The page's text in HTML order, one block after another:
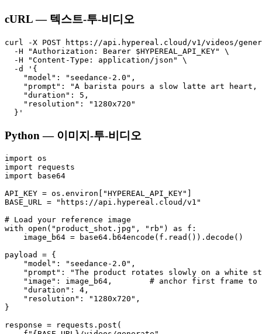
cURL — 텍스트-투-비디오
curl -X POST https://api.hypereal.cloud/v1/videos/
  -H "Authorization: Bearer $HYPEREAL_API_KEY" \
  -H "Content-Type: application/json" \
  -d '{
    "model": "seedance-2.0",
"prompt": "A barista pours a slow latte art
    "duration": 5,
    "resolution": "1280x720"
Python — 이미지-투-비디오
import os
import requests
import base64
API_KEY = os.environ["HYPEREAL_API_KEY"]
BASE_URL = "https://api.hypereal.cloud/v1"
# Load your reference image
with open("product_shot.jpg", "rb") as f:
    image_b64 = base64.b64encode(f.read()).decode()
payload = {
    "model": "seedance-2.0",
"prompt": "The product rotates slowly on a white
"image": image_b64,        # anchor first frame to
    "duration": 4,
    "resolution": "1280x720",
}
response = requests.post(